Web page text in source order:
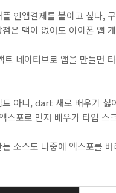
인앱결제를 붙이고 싶다,
은 맥이 없어도 아이폰 앱
트 네이티브로 앱을 만들면
아니, dart 새로 배우기 싫
스포로 먼저 배우가 타입 스
소스도 나중에 엑스포를